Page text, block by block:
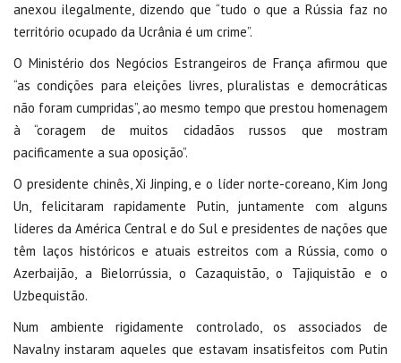
anexou ilegalmente, dizendo que “tudo o que a Rússia faz no
território ocupado da Ucrânia é um crime”.
O Ministério dos Negócios Estrangeiros de França afirmou que
“as condições para eleições livres, pluralistas e democráticas
não foram cumpridas”, ao mesmo tempo que prestou homenagem
à “coragem de muitos cidadãos russos que mostram
pacificamente a sua oposição”.
O presidente chinês, Xi Jinping, e o líder norte-coreano, Kim Jong
Un, felicitaram rapidamente Putin, juntamente com alguns
líderes da América Central e do Sul e presidentes de nações que
têm laços históricos e atuais estreitos com a Rússia, como o
Azerbaijão, a Bielorrússia, o Cazaquistão, o Tajiquistão e o
Uzbequistão.
Num ambiente rigidamente controlado, os associados de
Navalny instaram aqueles que estavam insatisfeitos com Putin